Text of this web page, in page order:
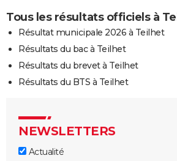
Tous les résultats officiels à
Résultat municipale 2026 à Teilhet
Résultats du bac à Teilhet
Résultats du brevet à Teilhet
Résultats du BTS à Teilhet
NEWSLETTERS
Actualité